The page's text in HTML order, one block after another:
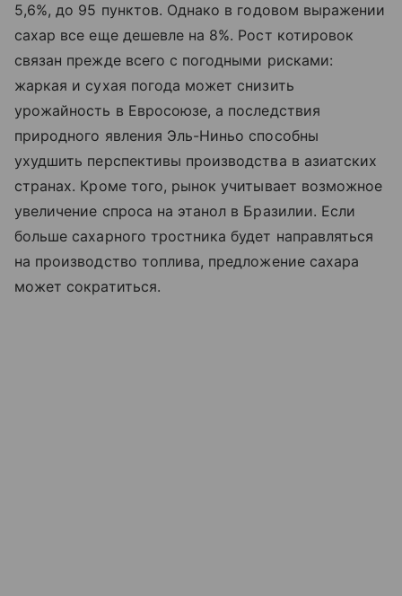
5,6%, до 95 пунктов. Однако в годовом выражении
сахар все еще дешевле на 8%. Рост котировок
связан прежде всего с погодными рисками:
жаркая и сухая погода может снизить
урожайность в Евросоюзе, а последствия
природного явления Эль-Ниньо способны
ухудшить перспективы производства в азиатских
странах. Кроме того, рынок учитывает возможное
увеличение спроса на этанол в Бразилии. Если
больше сахарного тростника будет направляться
на производство топлива, предложение сахара
может сократиться.